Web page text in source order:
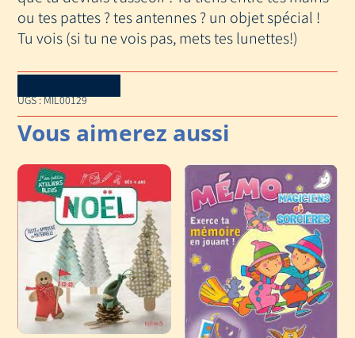
ou tes pattes ? tes antennes ? un objet spécial !
Tu vois (si tu ne vois pas, mets tes lunettes!)
UGS :MIL00129